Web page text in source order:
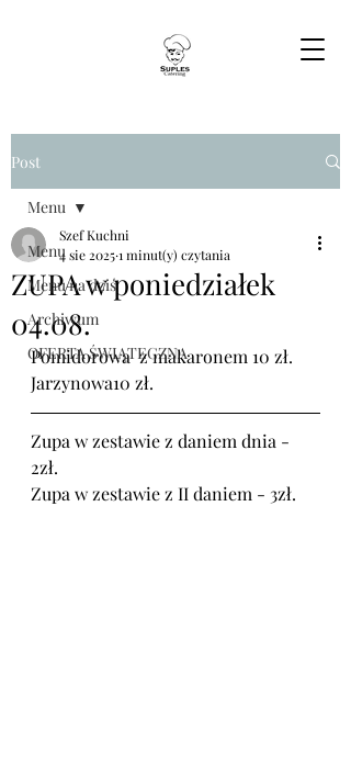
Post
Menu
Menu na dziś
Archiwum
OFERTA ŚWIĄTECZNA
Menu
ZUPA w poniedziałek
04.08.
Szef Kuchni
4 sie 20251 minut(y) czytania
Pomidorowa  z makaronem 10 zł.
Jarzynowa10 zł.
Zupa w zestawie z daniem dnia -
2zł.
Zupa w zestawie z II daniem - 3zł.